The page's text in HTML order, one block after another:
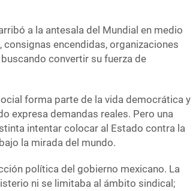
a la antesala del Mundial en medio
encendidas, organizaciones
convertir su fuerza de
forma parte de la vida democrática y
expresa demandas reales. Pero una
intentar colocar al Estado contra la
la mirada del mundo.
política del gobierno mexicano. La
ni se limitaba al ámbito sindical;